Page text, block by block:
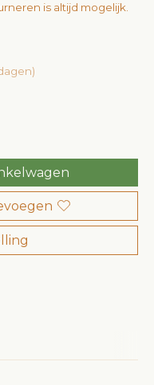
is altijd mogelijk.